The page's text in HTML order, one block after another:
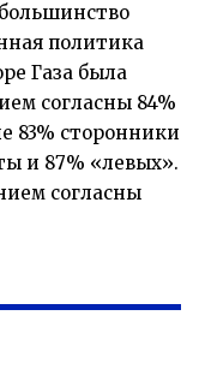
политика
Газа была
согласны 84%
83% сторонники
и 87% «левых».
согласны